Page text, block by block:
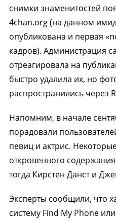
снимки знаменитостей
4сhan.org (на данном
опубликована и первая
кадров). Администрация
отреагировала на
быстро удалила их, но
распространились через
Напомним, в начале
порадовали
певиц и актрис.
откровенного
тогда Кирстен Данст и
Эксперты сообщили, что
систему Find My Phone